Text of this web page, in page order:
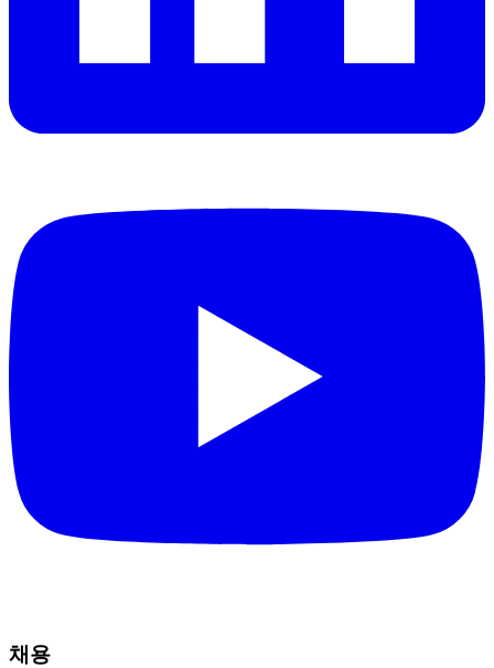
채용